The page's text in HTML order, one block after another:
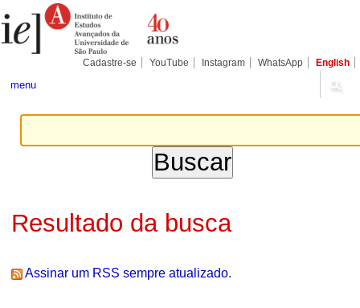
para
conteúdo.
Pessoais
Cadastre-se YouTube Instagram WhatsApp English
menu
Resultado da busca
Assinar um RSS sempre atualizado.